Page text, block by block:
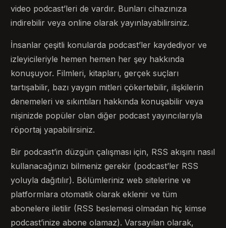
video podcast’leri de vardır. Bunları cihazınıza
indirebilir veya online olarak yayınlayabilirsiniz.
İnsanlar çeşitli konularda podcast’ler kaydediyor ve
izleyicileriyle hemen hemen her şey hakkında
konuşuyor. Filmleri, kitapları, gerçek suçları
tartışabilir, bazı yaygın mitleri çökertebilir, ilişkilerin
denemeleri ve sıkıntıları hakkında konuşabilir veya
nişinizde popüler olan diğer podcast yayıncılarıyla
röportaj yapabilirsiniz.
Bir podcast’in düzgün çalışması için, RSS akışını nasıl
kullanacağınızı bilmeniz gerekir (podcast’ler RSS
yoluyla dağıtılır). Bölümleriniz web sitelerine ve
platformlara otomatik olarak eklenir ve tüm
abonelere iletilir (RSS beslemesi olmadan hiç kimse
podcast’inize abone olamaz). Varsayılan olarak,